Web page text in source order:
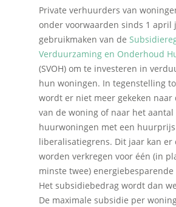
Private verhuurders van
onder voorwaarden sinds 1 april
gebruikmaken van de
Verduurzaming en Onderhoud
(SVOH) om te investeren in
hun woningen. In tegenstelling
wordt er niet meer gekeken
van de woning of naar het aantal
huurwoningen met een
liberalisatiegrens. Dit jaar kan er
worden verkregen voor één (in
minste twee)
Het subsidiebedrag wordt dan
De maximale subsidie per